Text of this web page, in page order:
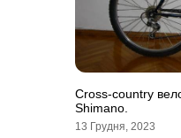
Cross-country
Shimano.
13 Грудня, 2023